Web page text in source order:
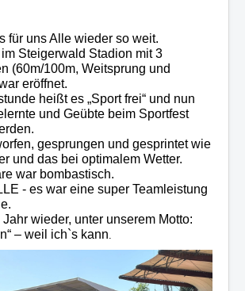
für uns Alle wieder so weit.
Steigerwald Stadion mit 3
(60m/100m, Weitsprung und
eröffnet.
heißt es „Sport frei“ und nun
und Geübte beim Sportfest
gesprungen und gesprintet wie
und das bei optimalem Wetter.
war bombastisch.
- es war eine super Teamleistung
wieder, unter unserem Motto:
– weil ich`s kann.